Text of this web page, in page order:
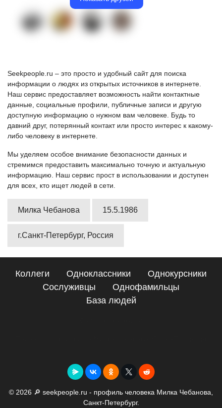
Seekpeople.ru – это просто и удобный сайт для поиска
информации о людях из открытых источников в интернете.
Наш сервис предоставляет возможность найти контактные
данные, социальные профили, публичные записи и другую
доступную информацию о нужном вам человеке. Будь то
давний друг, потерянный контакт или просто интерес к какому-
либо человеку в интернете.
Мы уделяем особое внимание безопасности данных и
стремимся предоставить максимально точную и актуальную
информацию. Наш сервис прост в использовании и доступен
для всех, кто ищет людей в сети.
Милка Чебанова 15.5.1986
г.Санкт-Петербург, Россия
Коллеги Одноклассники
Однокурсники
Сослуживцы
Однофамильцы
База людей
© 2026 🔎 seekpeople.ru - профиль человека Милка Чебанова,
Санкт-Петербург.